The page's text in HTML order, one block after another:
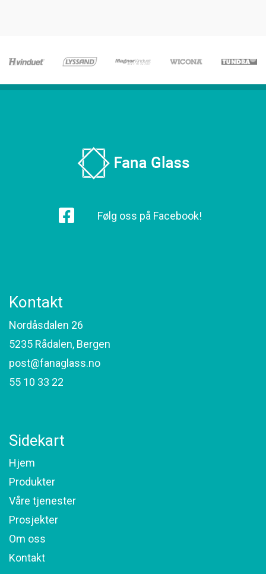
Følg oss på Facebook!
Kontakt
Nordåsdalen 26
5235 Rådalen, Bergen
post@fanaglass.no
55 10 33 22
Sidekart
Hjem
Produkter
Våre tjenester
Prosjekter
Om oss
Kontakt